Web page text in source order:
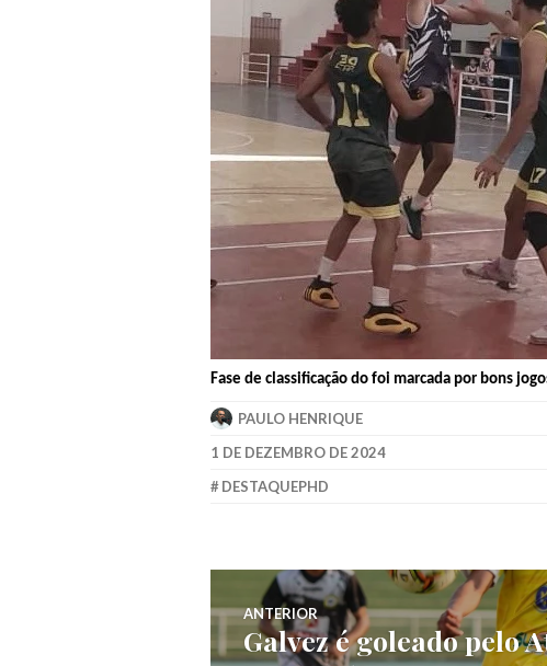
Fase de classificação do foi marcada por bons
PAULO HENRIQUE
1 DE DEZEMBRO DE 2024
DESTAQUEPHD
ANTERIOR
Galvez é goleado pelo